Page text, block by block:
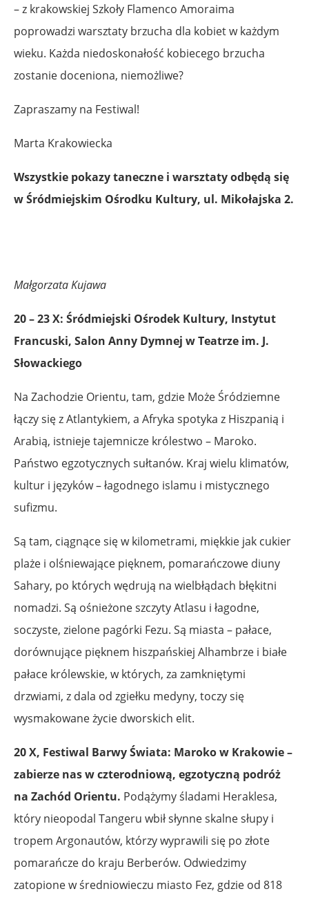
– z krakowskiej Szkoły Flamenco Amoraima
poprowadzi warsztaty brzucha dla kobiet w każdym
wieku. Każda niedoskonałość kobiecego brzucha
zostanie doceniona, niemożliwe?
Zapraszamy na Festiwal!
Marta Krakowiecka
Wszystkie pokazy taneczne i warsztaty odbędą się
w Śródmiejskim Ośrodku Kultury, ul. Mikołajska 2.
Małgorzata Kujawa
20 – 23 X: Śródmiejski Ośrodek Kultury, Instytut
Francuski, Salon Anny Dymnej w Teatrze im. J.
Słowackiego
Na Zachodzie Orientu, tam, gdzie Może Śródziemne
łączy się z Atlantykiem, a Afryka spotyka z Hiszpanią i
Arabią, istnieje tajemnicze królestwo – Maroko.
Państwo egzotycznych sułtanów. Kraj wielu klimatów,
kultur i języków – łagodnego islamu i mistycznego
sufizmu.
Są tam, ciągnące się w kilometrami, miękkie jak cukier
plaże i olśniewające pięknem, pomarańczowe diuny
Sahary, po których wędrują na wielbłądach błękitni
nomadzi. Są ośnieżone szczyty Atlasu i łagodne,
soczyste, zielone pagórki Fezu. Są miasta – pałace,
dorównujące pięknem hiszpańskiej Alhambrze i białe
pałace królewskie, w których, za zamkniętymi
drzwiami, z dala od zgiełku medyny, toczy się
wysmakowane życie dworskich elit.
20 X, Festiwal Barwy Świata: Maroko w Krakowie –
zabierze nas w czterodniową, egzotyczną podróż
na Zachód Orientu. Podążymy śladami Heraklesa,
który nieopodal Tangeru wbił słynne skalne słupy i
tropem Argonautów, którzy wyprawili się po złote
pomarańcze do kraju Berberów. Odwiedzimy
zatopione w średniowieczu miasto Fez, gdzie od 818